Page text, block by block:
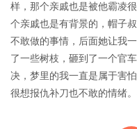
样，那个亲戚也是被他霸凌
个亲戚也是有背景的，帽子
不敢做的事情，后面她让我
了一些树枝，砸到了一个官
决，梦里的我一直是属于害
很想报仇补刀也不敢的情绪